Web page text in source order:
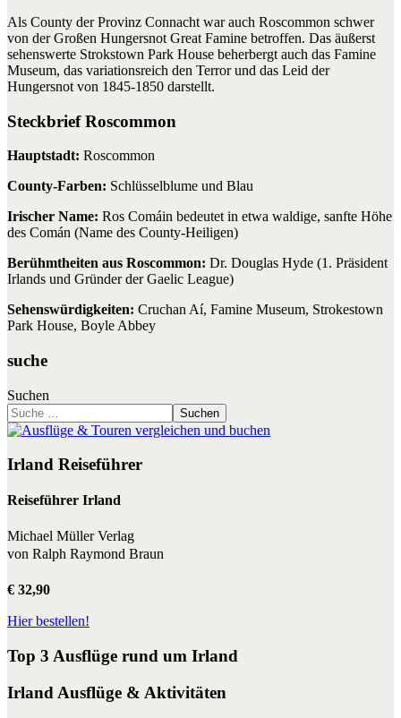
Als County der Provinz Connacht war auch Roscommon schwer
von der Großen Hungersnot Great Famine betroffen. Das äußerst
sehenswerte Strokstown Park House beherbergt auch das Famine
Museum, das variationsreich den Terror und das Leid der
Hungersnot von 1845-1850 darstellt.
Steckbrief Roscommon
Hauptstadt: Roscommon
County-Farben: Schlüsselblume und Blau
Irischer Name: Ros Comáin bedeutet in etwa waldige, sanfte Höhe
des Comán (Name des County-Heiligen)
Berühmtheiten aus Roscommon: Dr. Douglas Hyde (1. Präsident
Irlands und Gründer der Gaelic League)
Sehenswürdigkeiten: Cruchan Aí, Famine Museum, Strokestown
Park House, Boyle Abbey
suche
Suchen
Suchen
Irland Reiseführer
Reiseführer Irland
Michael Müller Verlag
von Ralph Raymond Braun
€ 32,90
Hier bestellen!
Top 3 Ausflüge rund um Irland
Irland Ausflüge & Aktivitäten